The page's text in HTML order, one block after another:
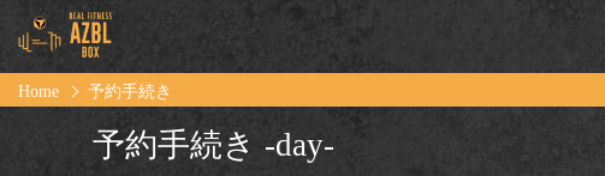
Home 予約手続き
予約手続き -day-